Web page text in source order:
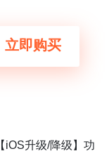
立即购买
iOS升级/降级】功